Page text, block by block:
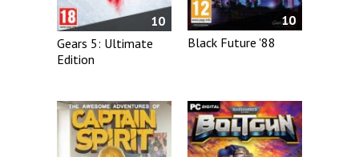
10
Gears 5: Ultimate
Edition
10
Black Future '88